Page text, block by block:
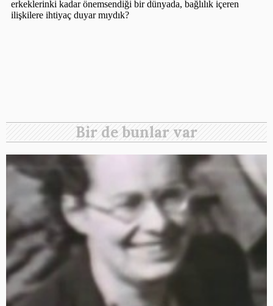
Bir de bunlar var